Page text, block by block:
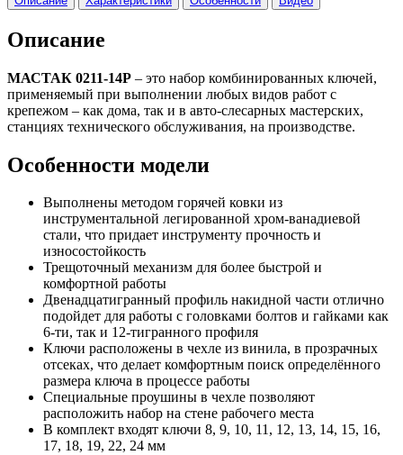
Описание
МАСТАК 0211-14P – это набор комбинированных ключей,
применяемый при выполнении любых видов работ с
крепежом – как дома, так и в авто-слесарных мастерских,
станциях технического обслуживания, на производстве.
Особенности модели
Выполнены методом горячей ковки из
инструментальной легированной хром-ванадиевой
стали, что придает инструменту прочность и
износостойкость
Трещоточный механизм для более быстрой и
комфортной работы
Двенадцатигранный профиль накидной части отлично
подойдет для работы с головками болтов и гайками как
6-ти, так и 12-тигранного профиля
Ключи расположены в чехле из винила, в прозрачных
отсеках, что делает комфортным поиск определённого
размера ключа в процессе работы
Специальные проушины в чехле позволяют
расположить набор на стене рабочего места
В комплект входят ключи 8, 9, 10, 11, 12, 13, 14, 15, 16,
17, 18, 19, 22, 24 мм